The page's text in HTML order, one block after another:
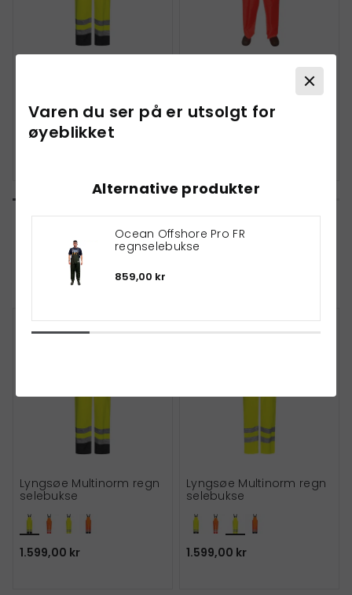
1.599,00 kr
Ocean Offshore Pro FR
Andre har også kjøpt
Lyngsøe Multinorm regn
selebukse
1.599,00 kr
Lyngsøe Multinorm regn
selebukse
1.599,00 kr
Varen du ser på er utsolgt for
øyeblikket
Alternative produkter
Ocean Offshore Pro FR
regnselebukse
859,00 kr